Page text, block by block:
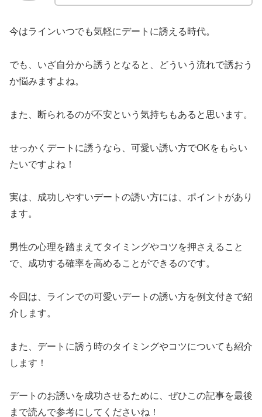
今はラインいつでも気軽にデートに誘える時代。
でも、いざ自分から誘うとなると、どういう流れで誘おう
か悩みますよね。
また、断られるのが不安という気持ちもあると思います。
せっかくデートに誘うなら、可愛い誘い方でOKをもらい
たいですよね！
実は、成功しやすいデートの誘い方には、ポイントがあり
ます。
男性の心理を踏まえてタイミングやコツを押さえること
で、成功する確率を高めることができるのです。
今回は、ラインでの可愛いデートの誘い方を例文付きで紹
介します。
また、デートに誘う時のタイミングやコツについても紹介
します！
デートのお誘いを成功させるために、ぜひこの記事を最後
まで読んで参考にしてくださいね！